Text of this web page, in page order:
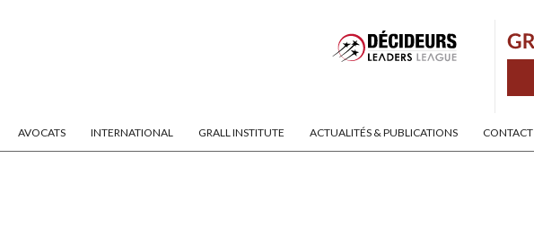
AVOCATS INTERNATIONAL GRALL INSTITUTE ACTUALITÉS & PUBLICATIONS CONTACT